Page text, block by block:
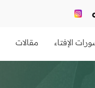
الإفتاء مقالات